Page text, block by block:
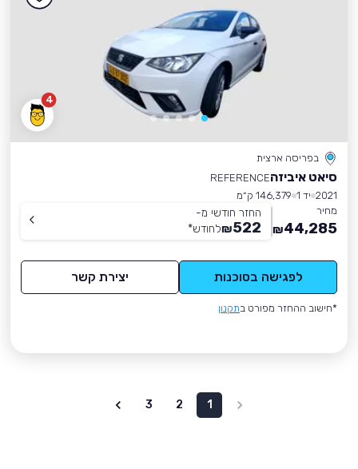
4
בפריסה ארצית
סיאט איביזהREFERENCE
2021 יד 1
146,379 ק״מ
מחיר
44,285
₪
החזר חודשי מ-
522
₪לחודש*
לפגישה בסוכנות יצירת קשר
*חישוב ההחזר מפורט בתקנון
1
2
3